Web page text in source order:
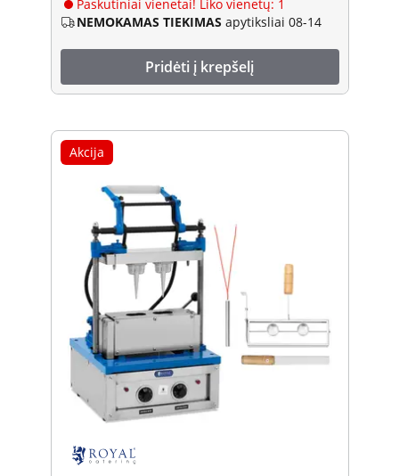
Paskutiniai vienetai! Liko vienetų: 1
NEMOKAMAS TIEKIMAS apytiksliai 08-14
Pridėti į krepšelį
Akcija